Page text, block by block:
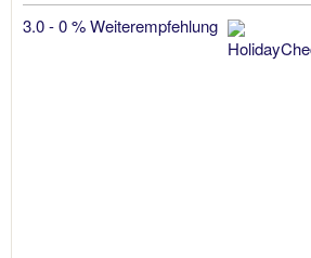
3.0 - 0 % Weiterempfehlung